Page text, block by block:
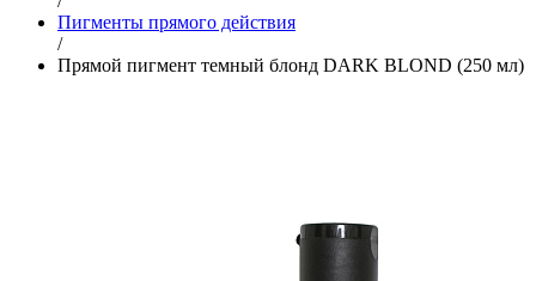
Пигменты прямого действия
/
Прямой пигмент темный блонд DARK BLOND (250 мл)